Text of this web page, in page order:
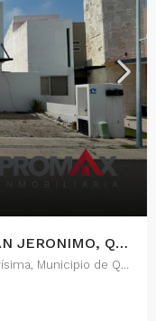
VENTA DE CASA EN MISION SAN JERONIMO, QUERETARO
Delegación Epigmenio González, La Purísima, Municipio de Querétaro, Querétaro, 76146, México